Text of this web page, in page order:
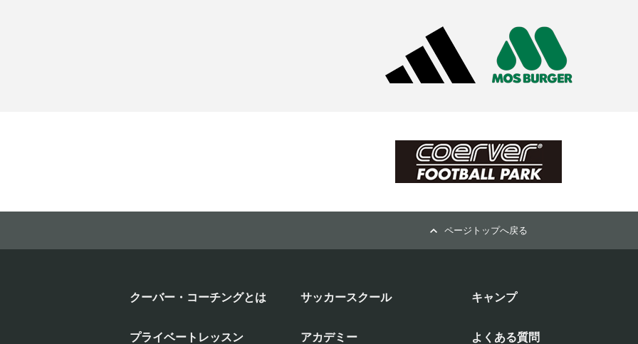
ページトップへ戻る
クーバー・コーチングとは サッカースクール キャンプ
プライベートレッスン アカデミー よくある質問